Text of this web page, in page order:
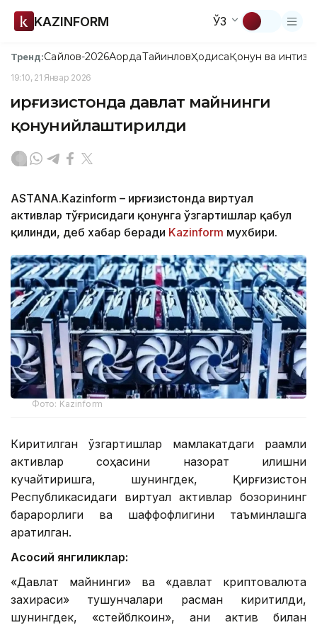
KAZINFORM ЎЗ
Тренд:Сайлов-2026АқордаТайинловҲодисаҚонун ва
19:10, 21 Январ 2026
Қирғизистонда давлат майнинги
қонунийлаштирилди
ASTANA.Kazinform – Қирғизистонда виртуал
активлар тўғрисидаги қонунга ўзгартишлар қабул
қилинди, деб хабар беради Kazinform мухбири.
Фото: Kazinform
Киритилган ўзгартишлар мамлакатдаги рақамли
активлар соҳасини назорат қилишни
кучайтиришга, шунингдек, Қирғизистон
Республикасидаги виртуал активлар бозорининг
барқарорлиги ва шаффофлигини таъминлашга
қаратилган.
Асосий янгиликлар:
«Давлат майнинги» ва «давлат криптовалюта
захираси» тушунчалари расман киритилди,
шунингдек, «стейблкоин», аниқ актив билан